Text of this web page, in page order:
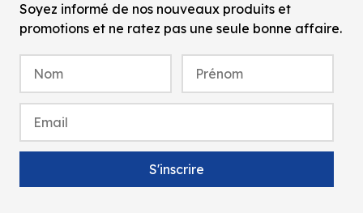
Soyez informé de nos nouveaux produits et
promotions et ne ratez pas une seule bonne affaire.